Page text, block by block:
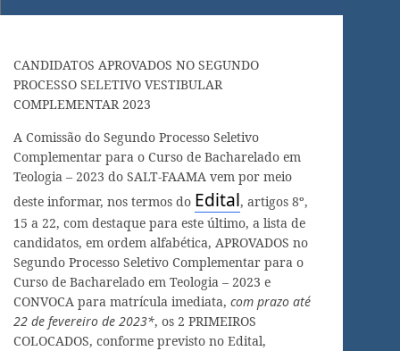
CANDIDATOS APROVADOS NO SEGUNDO
PROCESSO SELETIVO VESTIBULAR
COMPLEMENTAR 2023
A Comissão do Segundo Processo Seletivo
Complementar para o Curso de Bacharelado em
Teologia – 2023 do SALT-FAAMA vem por meio
deste informar, nos termos do Edital, artigos 8º,
15 a 22, com destaque para este último, a lista de
candidatos, em ordem alfabética, APROVADOS no
Segundo Processo Seletivo Complementar para o
Curso de Bacharelado em Teologia – 2023 e
CONVOCA para matrícula imediata, com prazo até
22 de fevereiro de 2023*, os 2 PRIMEIROS
COLOCADOS, conforme previsto no Edital,